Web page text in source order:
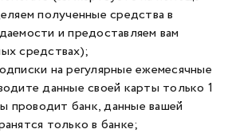
полученные средства в
и предоставляем вам
средствах);
на регулярные ежемесячные
данные своей карты только 1
проводит банк, данные вашей
только в банке;